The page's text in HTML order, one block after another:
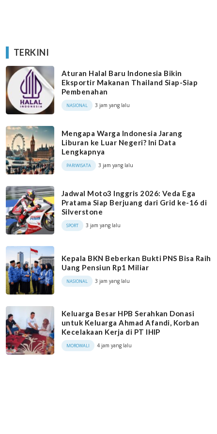
TERKINI
Aturan Halal Baru Indonesia Bikin
Eksportir Makanan Thailand Siap-Siap
Pembenahan
NASIONAL 3 jam yang lalu
Mengapa Warga Indonesia Jarang
Liburan ke Luar Negeri? Ini Data
Lengkapnya
PARIWISATA 3 jam yang lalu
Jadwal Moto3 Inggris 2026: Veda Ega
Pratama Siap Berjuang dari Grid ke-16 di
Silverstone
SPORT 3 jam yang lalu
Kepala BKN Beberkan Bukti PNS Bisa Raih
Uang Pensiun Rp1 Miliar
NASIONAL 3 jam yang lalu
Keluarga Besar HPB Serahkan Donasi
untuk Keluarga Ahmad Afandi, Korban
Kecelakaan Kerja di PT IHIP
MOROWALI 4 jam yang lalu